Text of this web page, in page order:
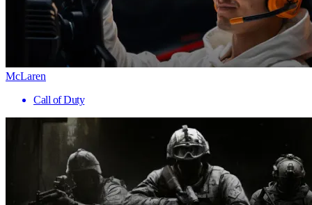
McLaren
Call of Duty